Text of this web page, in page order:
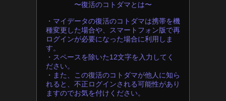
〜復活のコトダマとは〜
・マイデータの復活のコトダマは携帯を機
種変更した場合や、スマートフォン版で再
ログインが必要になった場合に利用しま
す。
・スペースを除いた12文字を入力してく
ださい。
・また、この復活のコトダマが他人に知ら
れると、不正ログインされる可能性があり
ますのでお気を付けください。